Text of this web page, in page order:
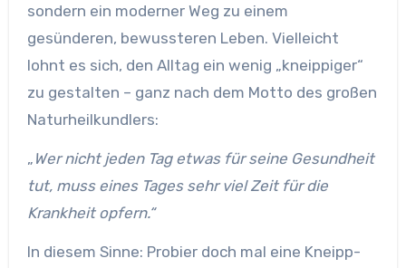
sondern ein moderner Weg zu einem
gesünderen, bewussteren Leben. Vielleicht
lohnt es sich, den Alltag ein wenig „kneippiger“
zu gestalten – ganz nach dem Motto des großen
Naturheilkundlers:
„ Wer nicht jeden Tag etwas für seine Gesundheit
tut, muss eines Tages sehr viel Zeit für die
Krankheit opfern.“
In diesem Sinne: Probier doch mal eine Kneipp-